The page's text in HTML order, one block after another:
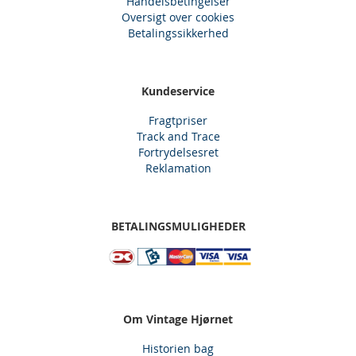
Oversigt over cookies
Betalingssikkerhed
Kundeservice
Fragtpriser
Track and Trace
Fortrydelsesret
Reklamation
BETALINGSMULIGHEDER
Om Vintage Hjørnet
Historien bag